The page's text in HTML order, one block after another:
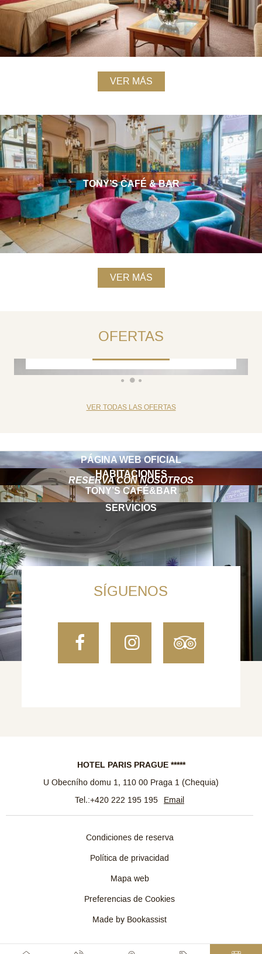
VER MÁS
TONY’S CAFÉ & BAR
VER MÁS
OFERTAS
UN 25% - NO ES REEMBOLSABLE
VER TODAS LAS OFERTAS
PÁGINA WEB OFICIAL
RESERVA CON NOSOTROS
HABITACIONES
TONY’S CAFÉ&BAR
SERVICIOS
SÍGUENOS
FacebookInstagram
HOTEL PARIS PRAGUE *****
U Obecního domu 1, 110 00 Praga 1 (Chequia)
Tel.:+420 222 195 195 Email
Condiciones de reserva
Política de privacidad
Mapa web
Preferencias de Cookies
Made by Bookassist